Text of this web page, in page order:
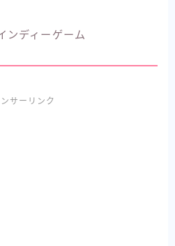
ンディーゲーム
サーリンク